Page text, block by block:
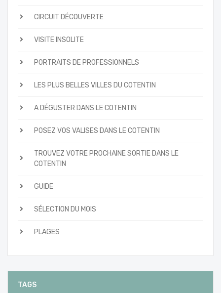
CIRCUIT DÉCOUVERTE
VISITE INSOLITE
PORTRAITS DE PROFESSIONNELS
LES PLUS BELLES VILLES DU COTENTIN
A DÉGUSTER DANS LE COTENTIN
POSEZ VOS VALISES DANS LE COTENTIN
TROUVEZ VOTRE PROCHAINE SORTIE DANS LE
COTENTIN
GUIDE
SÉLECTION DU MOIS
PLAGES
TAGS